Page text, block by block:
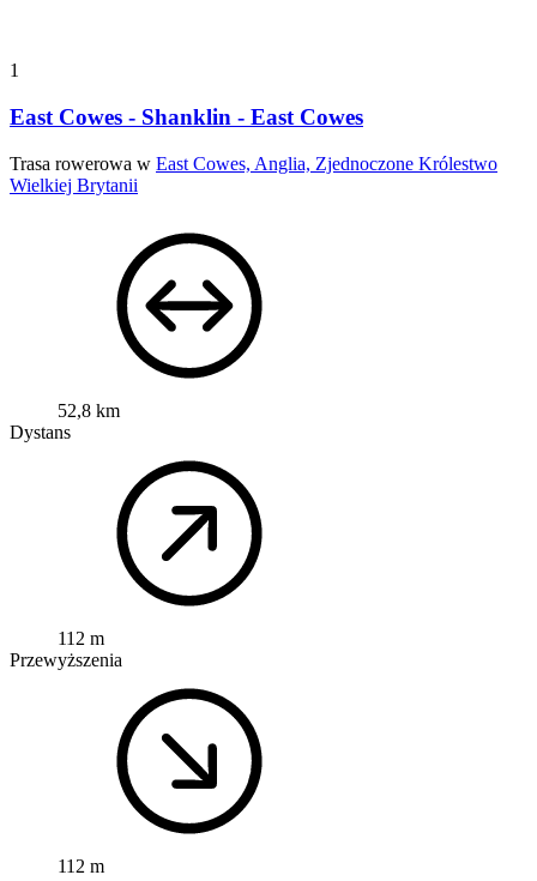
1
East Cowes - Shanklin - East Cowes
Trasa rowerowa w East Cowes, Anglia, Zjednoczone Królestwo
Wielkiej Brytanii
52,8 km
Dystans
112 m
Przewyższenia
112 m